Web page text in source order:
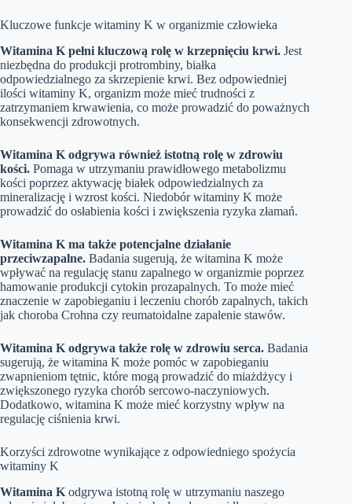
Kluczowe funkcje witaminy K w organizmie człowieka
Witamina K pełni kluczową rolę w krzepnięciu krwi. Jest
niezbędna do produkcji protrombiny, białka
odpowiedzialnego za skrzepienie krwi. Bez odpowiedniej
ilości witaminy K, organizm może mieć trudności z
zatrzymaniem krwawienia, co może prowadzić do poważnych
konsekwencji zdrowotnych.
Witamina K odgrywa również istotną rolę w zdrowiu
kości. Pomaga w utrzymaniu prawidłowego metabolizmu
kości poprzez aktywację białek odpowiedzialnych za
mineralizację i wzrost kości. Niedobór witaminy K może
prowadzić do osłabienia kości i zwiększenia ryzyka złamań.
Witamina K ma także potencjalne działanie
przeciwzapalne. Badania sugerują, że witamina K może
wpływać na regulację stanu zapalnego w organizmie poprzez
hamowanie produkcji cytokin prozapalnych. To może mieć
znaczenie w zapobieganiu i leczeniu chorób zapalnych, takich
jak choroba Crohna czy reumatoidalne zapalenie stawów.
Witamina K odgrywa także rolę w zdrowiu serca. Badania
sugerują, że witamina K może pomóc w zapobieganiu
zwapnieniom tętnic, które mogą prowadzić do miażdżycy i
zwiększonego ryzyka chorób sercowo-naczyniowych.
Dodatkowo, witamina K może mieć korzystny wpływ na
regulację ciśnienia krwi.
Korzyści zdrowotne wynikające z odpowiedniego spożycia
witaminy K
Witamina K odgrywa istotną rolę w utrzymaniu naszego